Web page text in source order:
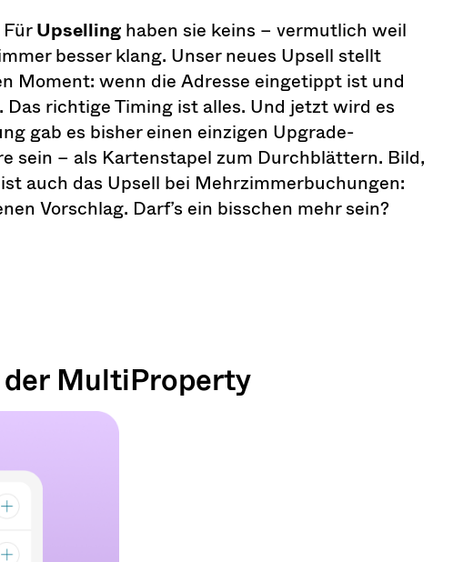
Upsellinghaben sie keins – vermutlich weil
besser klang. Unser neues Upsell stellt
Moment: wenn die Adresse eingetippt ist und
richtige Timing ist alles. Und jetzt wird es
gab es bisher einen einzigen Upgrade-
sein – als Kartenstapel zum Durchblättern. Bild,
auch das Upsell bei Mehrzimmerbuchungen:
Vorschlag. Darf’s ein bisschen mehr sein?
der MultiProperty